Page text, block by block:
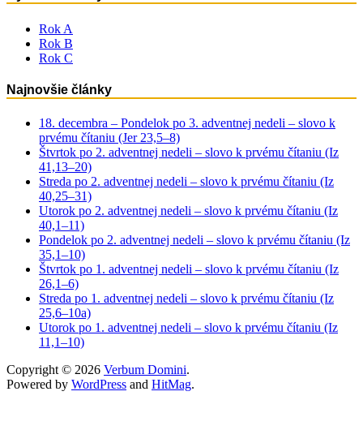
Rok A
Rok B
Rok C
Najnovšie články
18. decembra – Pondelok po 3. adventnej nedeli – slovo k
prvému čítaniu (Jer 23,5–8)
Štvrtok po 2. adventnej nedeli – slovo k prvému čítaniu (Iz
41,13–20)
Streda po 2. adventnej nedeli – slovo k prvému čítaniu (Iz
40,25–31)
Utorok po 2. adventnej nedeli – slovo k prvému čítaniu (Iz
40,1–11)
Pondelok po 2. adventnej nedeli – slovo k prvému čítaniu (Iz
35,1–10)
Štvrtok po 1. adventnej nedeli – slovo k prvému čítaniu (Iz
26,1–6)
Streda po 1. adventnej nedeli – slovo k prvému čítaniu (Iz
25,6–10a)
Utorok po 1. adventnej nedeli – slovo k prvému čítaniu (Iz
11,1–10)
Copyright © 2026 Verbum Domini.
Powered by WordPress and HitMag.